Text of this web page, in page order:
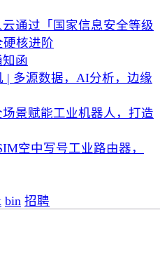
通过「国家信息安全等级
核进阶
函
| 多源数据，AI分析，边缘
景赋能工业机器人，打造
空中写号工业路由器，
bin 招聘